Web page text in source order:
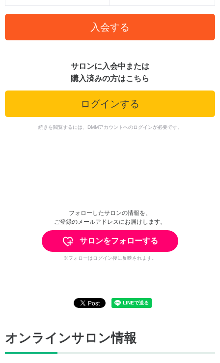
入会する
サロンに入会中または
購入済みの方はこちら
ログインする
続きを閲覧するには、DMMアカウントへのログインが必要です。
フォローしたサロンの情報を、
ご登録のメールアドレスにお届けします。
サロンをフォローする
※フォローはログイン後に反映されます。
オンラインサロン情報